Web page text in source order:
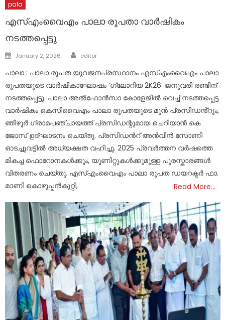
pala
എസ്എംവൈഎം പാലാ രൂപതാ വാർഷികം
നടത്തപ്പെട്ടു
Posted
January 2, 2026 Author
editor
പാലാ : പാലാ രൂപത യുവജനപ്രസ്ഥാനം എസ്എംവൈഎം പാലാ
രൂപതയുടെ വാർഷികാഘോഷം ‘ഗ്ലോറിയ 2K26’ ജനുവരി രണ്ടിന്
നടത്തപ്പെട്ടു. പാലാ അൽഫോൻസാ കോളേജിൽ വെച്ച് നടത്തപ്പെട്ട
വാർഷികം കെസിവൈഎം പാലാ രൂപതയുടെ മുൻ പ്രസിഡൻ്റും,
ഞീഴൂർ ഗ്രാമപഞ്ചായത്ത് പ്രസിഡന്റുമായ ചെറിയാൻ കെ
ജോസ് ഉദ്ഘാടനം ചെയ്തു. പ്രസിഡൻറ് അൻവിൻ സോണി
ഓടച്ചുവട്ടിൽ അധ്യക്ഷത വഹിച്ചു. 2025 പ്രവർത്തന വർഷത്തെ
മികച്ച ഫൊറോനകൾക്കും, യൂണിറ്റുകൾക്കുമുള്ള പുരസ്കാരങ്ങൾ
വിതരണം ചെയ്തു. എസ്എംവൈഎം പാലാ രൂപത ഡയറക്ടർ ഫാ.
മാണി കൊഴുപ്പൻകുറ്റി,
Read More…